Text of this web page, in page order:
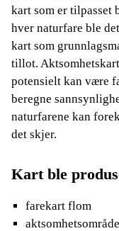
kart som er tilpasset
hver naturfare ble
kart som
tillot.
potensielt kan være
beregne
naturfarene kan
det skjer.
Kart ble
farekart flom